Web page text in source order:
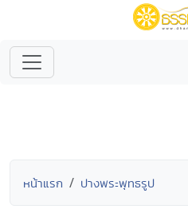
หน้าแรก ปางพระพุทธรูป